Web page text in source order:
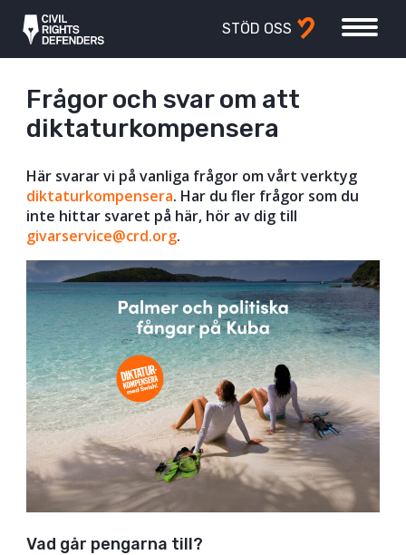
STÖD OSS
Frågor och svar om att
diktaturkompensera
Här svarar vi på vanliga frågor om vårt verktyg
diktaturkompensera. Har du fler frågor som du
inte hittar svaret på här, hör av dig till
givarservice@crd.org.
Vad går pengarna till?